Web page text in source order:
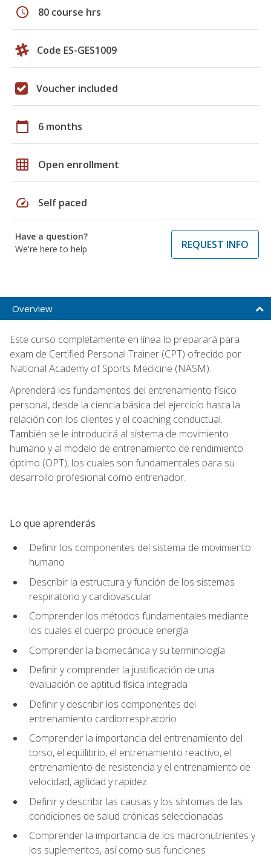
schedule 80 course hrs
Code ES-GES1009
Voucher included
calendar_today 6 months
grid_on Open enrollment
speed Self paced
Have a question?
We're here to help
REQUEST INFO
Overview
Este curso completamente en línea lo preparará para
exam de Certified Personal Trainer (CPT) ofrecido por
National Academy of Sports Medicine (NASM).
Aprenderá los fundamentos del entrenamiento físico
personal, desde la ciencia básica del ejercicio hasta la
relación con los clientes y el coaching conductual.
También se le introducirá al sistema de movimiento
humano y al modelo de entrenamiento de rendimiento
óptimo (OPT), los cuales son fundamentales para su
desarrollo profesional como entrenador.
Lo que aprenderás
Definir los componentes del sistema de movimiento
humano
Describir la estructura y función de los sistemas
respiratorio y cardiovascular
Comprender los métodos fundamentales mediante
los cuales el cuerpo produce energía
Comprender la biomecánica y su terminología
Definir y comprender la justificación de una
evaluación de aptitud física integrada
Definir y describir los componentes del
entrenamiento cardiorrespiratorio
Comprender la importancia del entrenamiento del
torso, el equilibrio, el entrenamiento reactivo, el
entrenamiento de resistencia y el entrenamiento de
velocidad, agilidad y rapidez
Definir y describir las causas y los síntomas de las
condiciones de salud crónicas seleccionadas
Comprender la importancia de los macronutrientes y
los suplementos, así como sus funciones